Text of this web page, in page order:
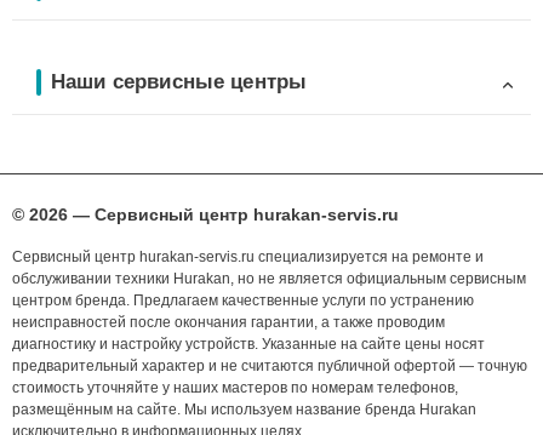
Наши сервисные центры
© 2026 — Сервисный центр hurakan-servis.ru
Сервисный центр hurakan-servis.ru специализируется на ремонте и
обслуживании техники Hurakan, но не является официальным сервисным
центром бренда. Предлагаем качественные услуги по устранению
неисправностей после окончания гарантии, а также проводим
диагностику и настройку устройств. Указанные на сайте цены носят
предварительный характер и не считаются публичной офертой — точную
стоимость уточняйте у наших мастеров по номерам телефонов,
размещённым на сайте. Мы используем название бренда Hurakan
исключительно в информационных целях.